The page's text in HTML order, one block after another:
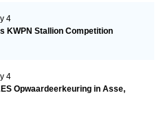
4
KWPN Stallion Competition
4
Opwaardeerkeuring in Asse,